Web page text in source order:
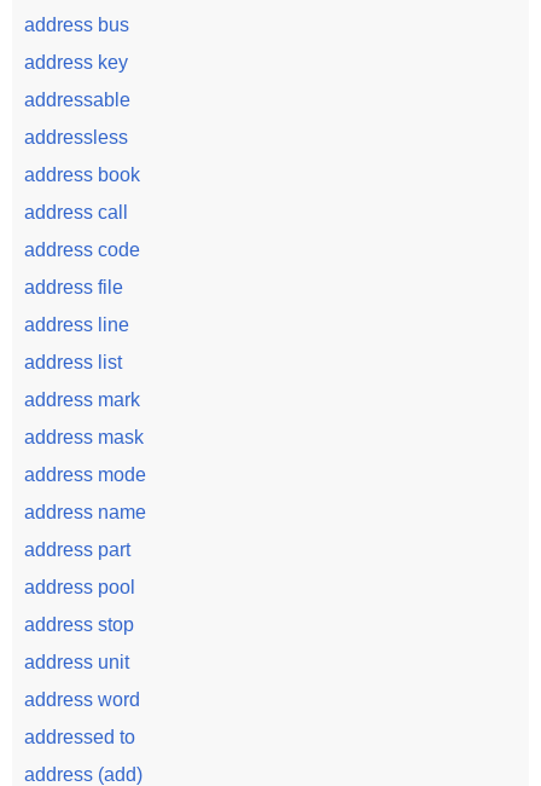
address bus
address key
addressable
addressless
address book
address call
address code
address file
address line
address list
address mark
address mask
address mode
address name
address part
address pool
address stop
address unit
address word
addressed to
address (add)